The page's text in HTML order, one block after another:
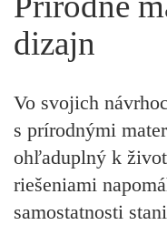
dizajn
Vo svojich
s prírodnými
ohľaduplný k
riešeniami
samostatnosti